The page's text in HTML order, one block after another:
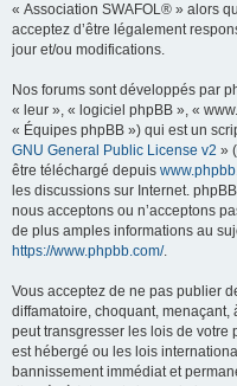
« Association SWAFOL® » alors
acceptez d’être légalement
jour et/ou modifications.
Nos forums sont développés par
« leur », « logiciel phpBB », «
« Équipes phpBB ») qui est un
GNU General Public License v2 »
être téléchargé depuis
les discussions sur Internet.
nous acceptons ou n’acceptons
de plus amples informations au
https://www.phpbb.com/.
Vous acceptez de ne pas publier
diffamatoire, choquant,
peut transgresser les lois de votre
est hébergé ou les lois
bannissement immédiat et